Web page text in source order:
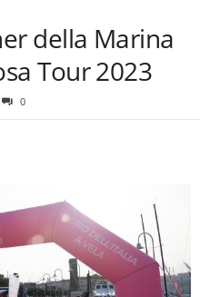
della Marina
Tour 2023
0